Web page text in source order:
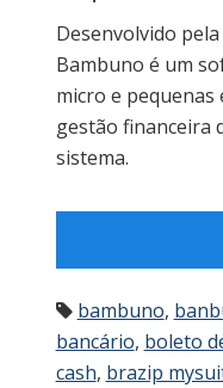
Desenvolvido
Bambuno é um
micro e pequenas
gestão financeira
sistema.
bambuno,
bancário, boleto
cash, brazip